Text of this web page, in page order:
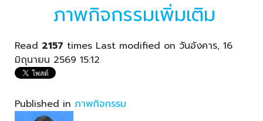
ภาพกิจกรรมเพิ่มเติม
Read 2157 times Last modified on วันอังคาร, 16
มิถุนายน 2569 15:12
Published in ภาพกิจกรรม